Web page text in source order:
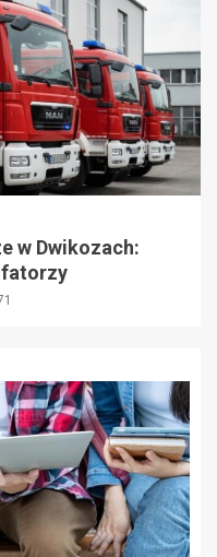
w Dwikozach: